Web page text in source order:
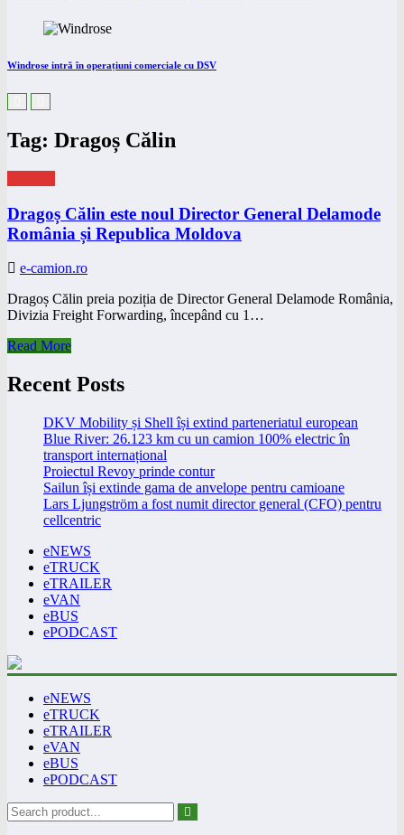
Windrose intră în operațiuni comerciale cu DSV
Tag: Dragoș Călin
Dragoș Călin este noul Director General Delamode
România și Republica Moldova
e-camion.ro
Dragoș Călin preia poziția de Director General Delamode România,
Divizia Freight Forwarding, începând cu 1…
Read More
Recent Posts
DKV Mobility și Shell își extind parteneriatul european
Blue River: 26.123 km cu un camion 100% electric în
transport internațional
Proiectul Revoy prinde contur
Sailun își extinde gama de anvelope pentru camioane
Lars Ljungström a fost numit director general (CFO) pentru
cellcentric
eNEWS
eTRUCK
eTRAILER
eVAN
eBUS
ePODCAST
eNEWS
eTRUCK
eTRAILER
eVAN
eBUS
ePODCAST